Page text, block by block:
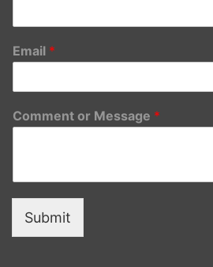
Email *
Comment or Message *
Submit